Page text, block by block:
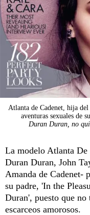
Atlanta de Cadenet, hija
aventuras sexuales de
Duran Duran, no
La modelo Atlanta
Duran Duran, John
Amanda de Cadenet-
su padre, 'In the
Duran', puesto que no
escarceos amorosos.